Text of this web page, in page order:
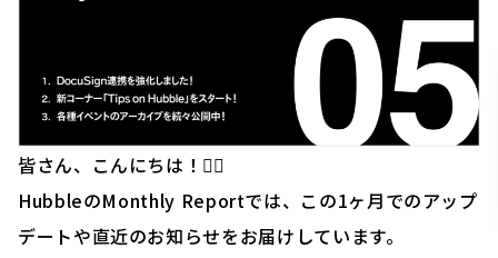
皆さん、こんにちは！🙋‍♂️
HubbleのMonthly Reportでは、この1ヶ月でのアップ
デートや直近のお知らせをお届けしています。